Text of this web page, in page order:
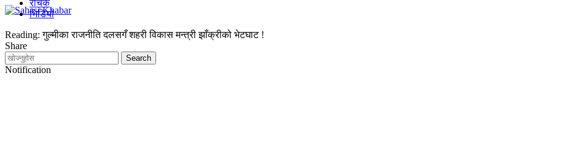
रोचक
भिडियो
Reading: गुल्मीका राजनीति दलसगँ शहरी विकास मन्त्री झाँक्रीको भेटघाट !
Share
Notification